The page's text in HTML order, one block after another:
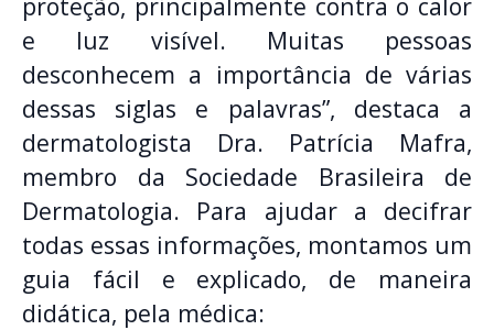
e luz visível. Muitas pessoas
desconhecem a importância de várias
dessas siglas e palavras”, destaca a
dermatologista Dra. Patrícia Mafra,
membro da Sociedade Brasileira de
Dermatologia. Para ajudar a decifrar
todas essas informações, montamos um
guia fácil e explicado, de maneira
didática, pela médica: